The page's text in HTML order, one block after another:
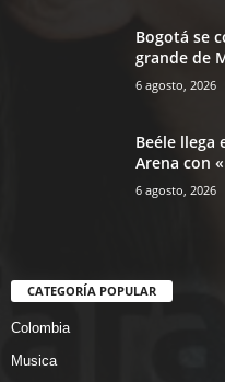
Bogotá se
grande de
6 agosto, 2026
Beéle llega
Arena con
6 agosto, 2026
CATEGORÍA POPULAR
Colombia
Musica